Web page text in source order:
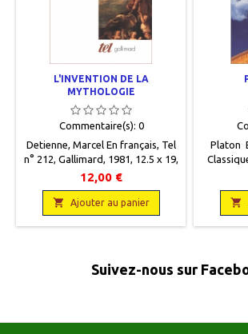
L'INVENTION DE LA
MYTHOLOGIE
Commentaire(s): 0
Detienne, Marcel En français, Tel
n° 212, Gallimard, 1981, 12.5 x 19,
253 pages, broché.
Neuf.9782070725618
12,00 €
 Ajouter au panier
Platon
Lettres,

Suivez-nous sur